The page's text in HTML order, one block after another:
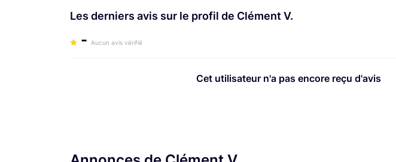
Les derniers avis sur le profil de Clément V.
- Aucun avis vérifié
Cet utilisateur n'a pas encore reçu d'avis